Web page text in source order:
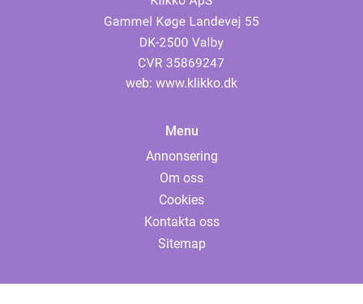
web: www.klikko.dk
Menu
Annonsering
Om oss
Cookies
Kontakta oss
Sitemap